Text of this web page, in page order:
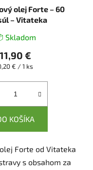
olej Forte – 60
– Vitateka
Skladom
11,90 €
€ / 1 ks
KOŠÍKA
Forte od Vitateka
s obsahom za